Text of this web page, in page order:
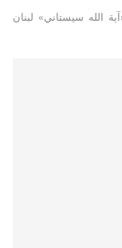
الله سيستاني» لبنان